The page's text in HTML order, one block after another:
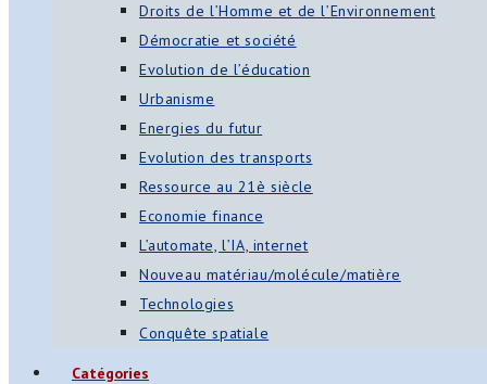
Droits de l’Homme et de l’Environnement
Démocratie et société
Evolution de l’éducation
Urbanisme
Energies du futur
Evolution des transports
Ressource au 21è siècle
Economie finance
L’automate, l’IA, internet
Nouveau matériau/molécule/matière
Technologies
Conquête spatiale
Catégories